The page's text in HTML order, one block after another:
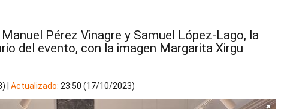
Pérez Vinagre y Samuel López-Lago, la
del evento, con la imagen Margarita Xirgu
| Actualizado: 23:50 (17/10/2023)